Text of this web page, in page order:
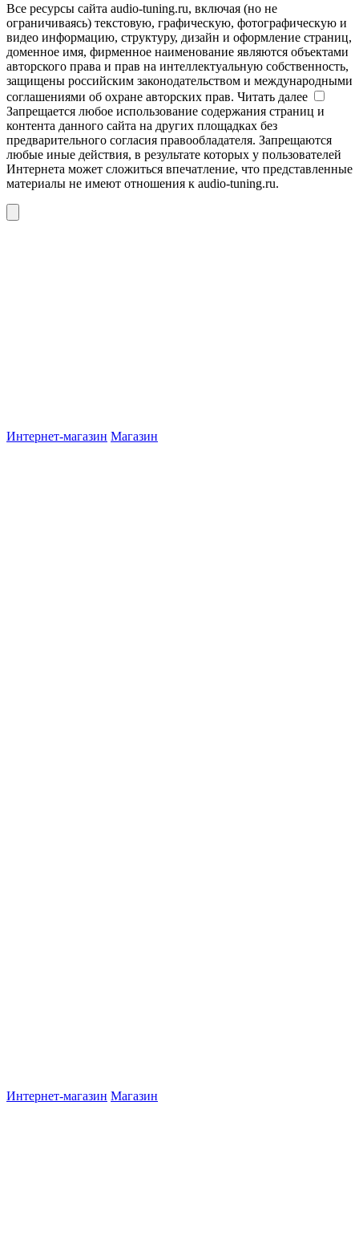
Все ресурсы сайта audio-tuning.ru, включая (но не
ограничиваясь) текстовую, графическую, фотографическую и
видео информацию, структуру, дизайн и оформление страниц,
доменное имя, фирменное наименование являются объектами
авторского права и прав на интеллектуальную собственность,
защищены российским законодательством и международными
соглашениями об охране авторских прав. Читать далее
Запрещается любое использование содержания страниц и
контента данного сайта на других площадках без
предварительного согласия правообладателя. Запрещаются
любые иные действия, в результате которых у пользователей
Интернета может сложиться впечатление, что представленные
материалы не имеют отношения к audio-tuning.ru.
Интернет-магазин Магазин
Интернет-магазин Магазин